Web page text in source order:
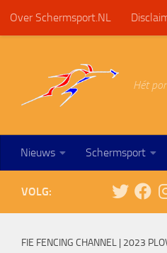
Doorgaan naar inhoud
Over Schermsport.NL
Hét
Nieuws Schermsport
VOLG:
FIE FENCING CHANNEL | 2023